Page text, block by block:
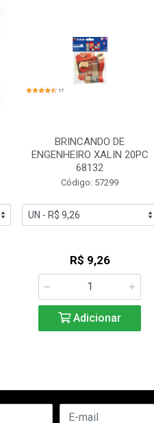
BRINCANDO DE
ENGENHEIRO XALIN 20PC
68132
Código: 57299
R$ 9,26
Adicionar